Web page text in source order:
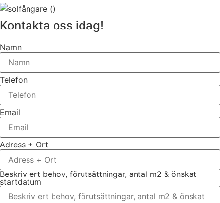
Kontakta oss idag!
Namn
Telefon
Email
Adress + Ort
Beskriv ert behov, förutsättningar, antal m2 & önskat
startdatum